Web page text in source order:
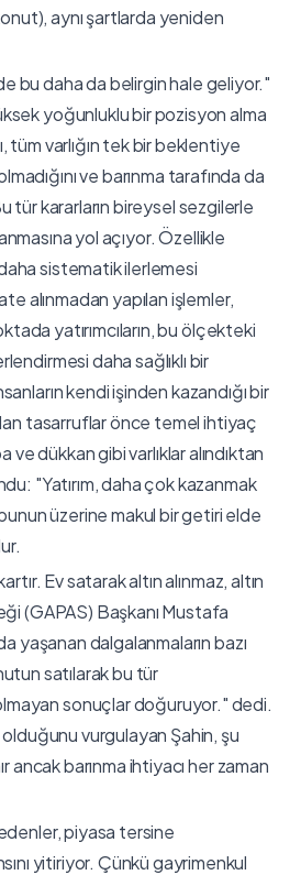
aynı şartlarda yeniden
bu daha da belirgin hale geliyor."
yoğunluklu bir pozisyon alma
tüm varlığın tek bir beklentiye
ve barınma tarafında da
tür kararların bireysel sezgilerle
yol açıyor. Özellikle
sistematik ilerlemesi
alınmadan yapılan işlemler,
yatırımcıların, bu ölçekteki
daha sağlıklı bir
kendi işinden kazandığı bir
tasarruflar önce temel ihtiyaç
ve dükkan gibi varlıklar alındıktan
"Yatırım, daha çok kazanmak
üzerine makul bir getiri elde
Ev satarak altın alınmaz, altın
(GAPAS) Başkanı Mustafa
yaşanan dalgalanmaların bazı
satılarak bu tür
sonuçlar doğuruyor." dedi.
vurgulayan Şahin, şu
barınma ihtiyacı her zaman
piyasa tersine
yitiriyor. Çünkü gayrimenkul